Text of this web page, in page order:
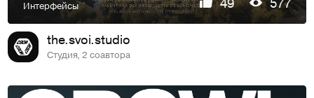
Интерфейсы
the.svoi.studio
Студия, 2 соавтора